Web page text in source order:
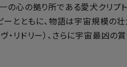
心の拠り所である愛犬クリプト
ーとともに、物語は宇宙規模の
ドリー）、さらに宇宙最凶の賞